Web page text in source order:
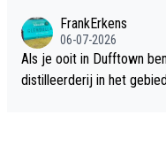
FrankErkens
06-07-2026
Als je ooit in Dufftown
distilleerderij in het gebied een sterk